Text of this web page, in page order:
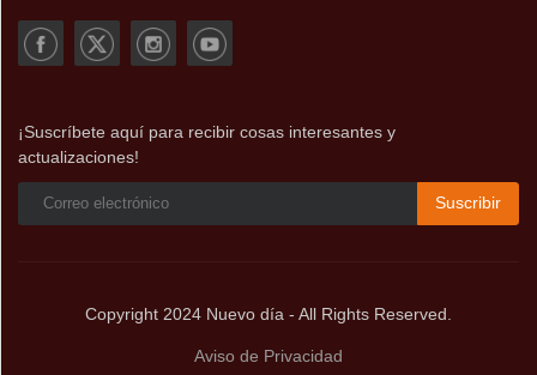
¡Suscríbete aquí para recibir cosas interesantes y
actualizaciones!
Suscribir
Copyright 2024 Nuevo día - All Rights Reserved.
Aviso de Privacidad